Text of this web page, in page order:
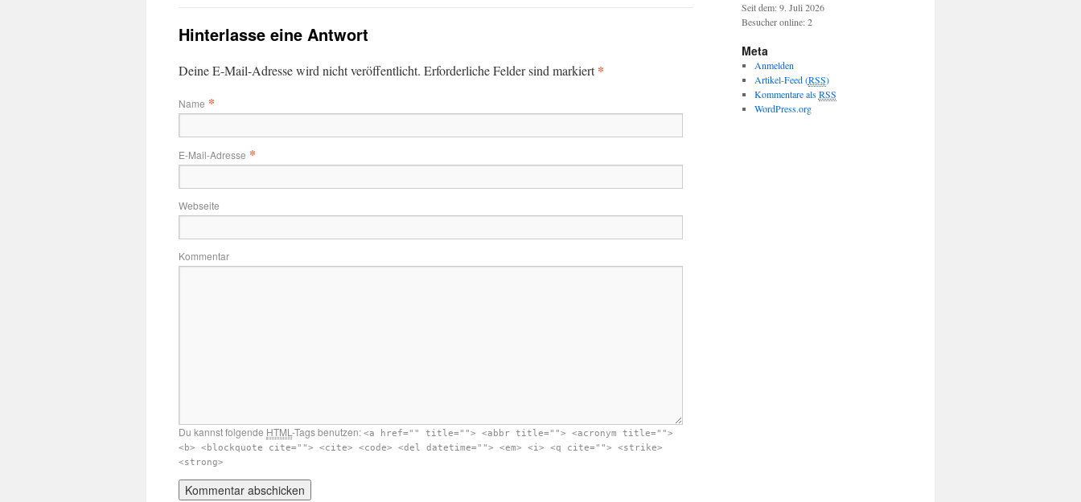
Hinterlasse eine Antwort
Deine E-Mail-Adresse wird nicht veröffentlicht. Erforderliche Felder sind markiert*
Name *
E-Mail-Adresse *
Webseite
Kommentar
Du kannst folgende HTML -Tags benutzen: <a href="" title=""> <abbr title=""> <acronym title="">
<b> <blockquote cite=""> <cite> <code> <del datetime=""> <em> <i> <q cite=""> <strike>
<strong>
Seit dem: 9. Juli 2026
Besucher online: 2
Meta
Anmelden
Artikel-Feed (RSS)
Kommentare alsRSS
WordPress.org